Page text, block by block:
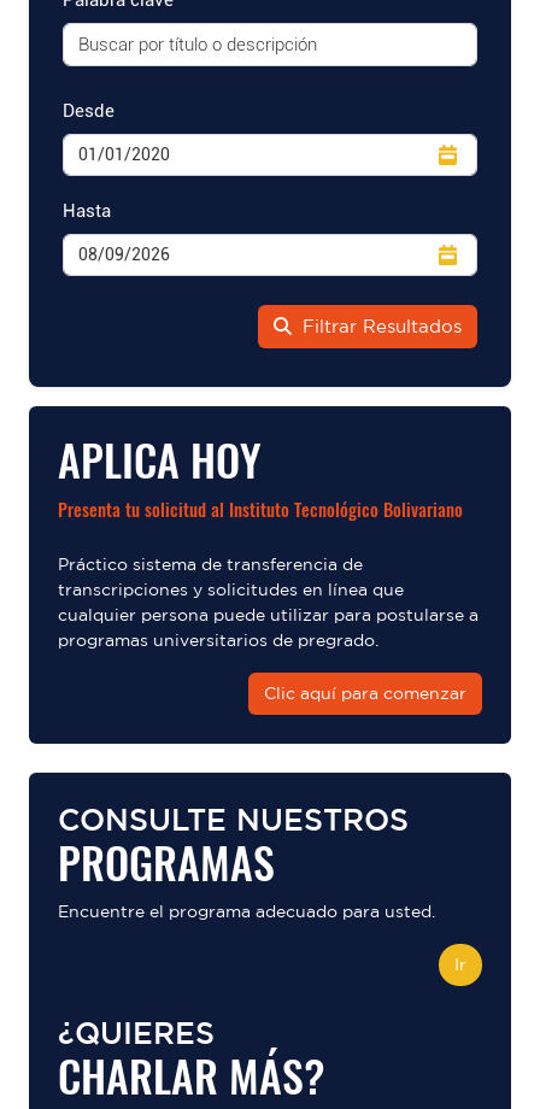
Desde
Hasta
Filtrar Resultados
APLICA HOY
Presenta tu solicitud al Instituto Tecnológico Bolivariano
Práctico sistema de transferencia de
transcripciones y solicitudes en línea que
cualquier persona puede utilizar para postularse a
programas universitarios de pregrado.
Clic aquí para comenzar
CONSULTE NUESTROS
PROGRAMAS
Encuentre el programa adecuado para usted.
Ir
¿QUIERES
CHARLAR MÁS?